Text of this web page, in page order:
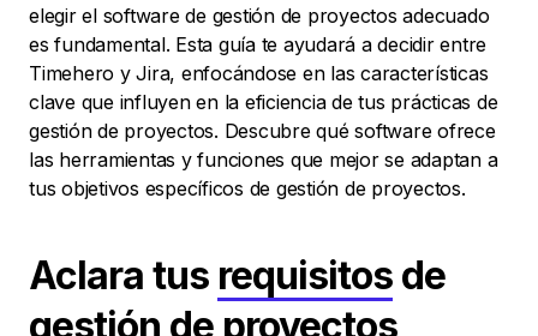
elegir el software de gestión de proyectos adecuado
es fundamental. Esta guía te ayudará a decidir entre
Timehero y Jira, enfocándose en las características
clave que influyen en la eficiencia de tus prácticas de
gestión de proyectos. Descubre qué software ofrece
las herramientas y funciones que mejor se adaptan a
tus objetivos específicos de gestión de proyectos.
Aclara tus requisitos de
gestión de proyectos